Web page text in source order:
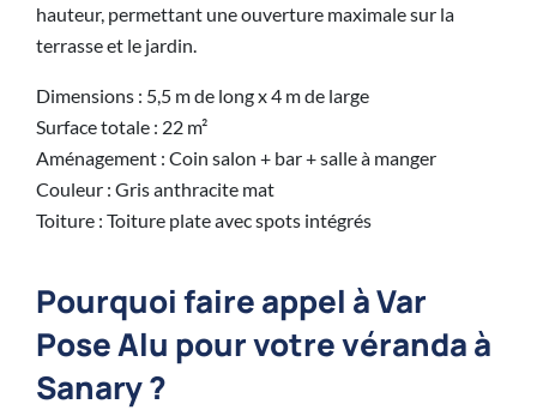
hauteur, permettant une ouverture maximale sur la
terrasse et le jardin.
Dimensions : 5,5 m de long x 4 m de large
Surface totale : 22 m²
Aménagement : Coin salon + bar + salle à manger
Couleur : Gris anthracite mat
Toiture : Toiture plate avec spots intégrés
Pourquoi faire appel à Var
Pose Alu pour votre véranda à
Sanary ?